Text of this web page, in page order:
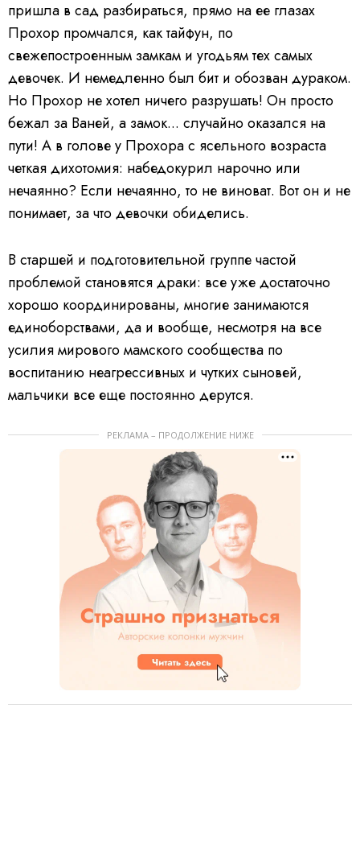
пришла в сад разбираться, прямо на ее глазах
Прохор промчался, как тайфун, по
свежепостроенным замкам и угодьям тех самых
девочек. И немедленно был бит и обозван дураком.
Но Прохор не хотел ничего разрушать! Он просто
бежал за Ваней, а замок... случайно оказался на
пути! А в голове у Прохора с ясельного возраста
четкая дихотомия: набедокурил нарочно или
нечаянно? Если нечаянно, то не виноват. Вот он и не
понимает, за что девочки обиделись.
В старшей и подготовительной группе частой
проблемой становятся драки: все уже достаточно
хорошо координированы, многие занимаются
единоборствами, да и вообще, несмотря на все
усилия мирового мамского сообщества по
воспитанию неагрессивных и чутких сыновей,
мальчики все еще постоянно дерутся.
РЕКЛАМА – ПРОДОЛЖЕНИЕ НИЖЕ